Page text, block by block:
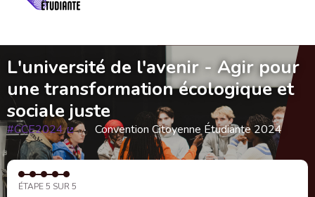
L'université de l'avenir - Agir pour
une transformation écologique et
sociale juste
#CCE2024
(Lien externe)
Convention Citoyenne Étudiante 2024
ÉTAPE 5 SUR 5